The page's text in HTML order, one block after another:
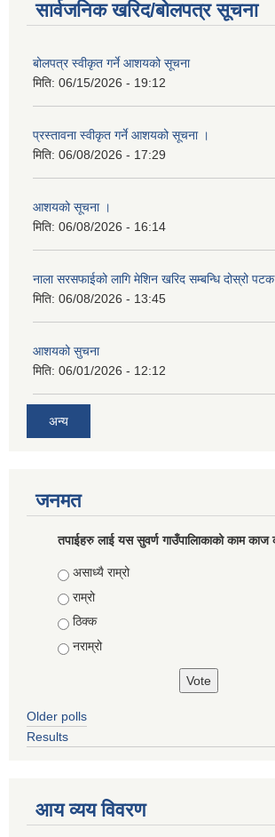
सार्वजनिक खरिद/बोलपत्र सूचना
बोलपत्र स्वीकृत गर्ने आशयको सूचना
मिति: 06/15/2026 - 19:12
प्रस्तावना स्वीकृत गर्ने आशयको सूचना ।
मिति: 06/08/2026 - 17:29
आशयको सूचना ।
मिति: 06/08/2026 - 16:14
नाला सरसफाईको लागि मेशिन खरिद सम्बन्धि दोस्रो
मिति: 06/08/2026 - 13:45
आशयको सुचना
मिति: 06/01/2026 - 12:12
अन्य
जनमत
तपाईहरु लाई यस सुवर्ण गाउँपालिाकाको काम
Choices
असाध्यै राम्रो
राम्रो
ठिक्क
नराम्रो
Older polls
Results
आय व्यय विवरण